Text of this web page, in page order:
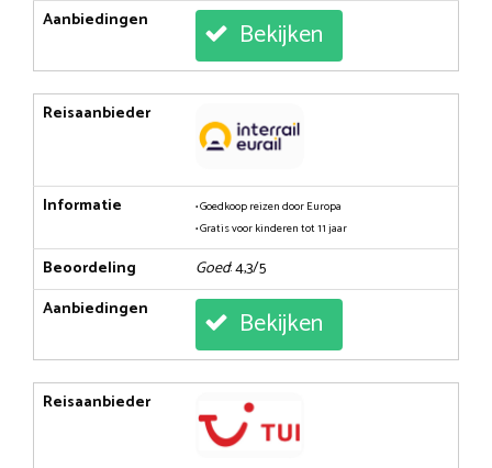
Aanbiedingen
Bekijken
Reisaanbieder
Informatie
• Goedkoop reizen door Europa
• Gratis voor kinderen tot 11 jaar
Beoordeling Goed: 4,3/5
Aanbiedingen
Bekijken
Reisaanbieder